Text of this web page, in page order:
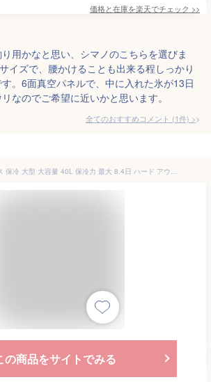
価格と在庫を楽天でチェック >>
用かなと思い、シマノのこちらを選びま
イズで、腰かけることも出来る程しっかり
。6面真空パネルで、中に入れた氷が13日
なのでご希望に近いかと思います。
全てのおすすめコメント (1件) >
クーラーボックス 保冷 大型 大容量 40L 保冷力 最大 8.4日 ハード アウトドア レジャー キャンプ 釣り スポーツ ペットボトル 缶 テーブル 座れる バーベキュー 保冷剤 アイリスオーヤマ HUGEL TC-40 HHK-L HHC-L *
の商品をサイトでみる